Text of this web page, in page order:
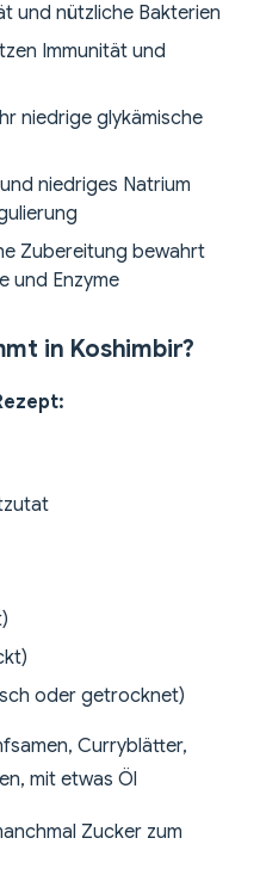
und nützliche Bakterien
Immunität und
niedrige glykämische
niedriges Natrium
Zubereitung bewahrt
und Enzyme
in Koshimbir?
oder getrocknet)
Curryblätter,
mit etwas Öl
Zucker zum